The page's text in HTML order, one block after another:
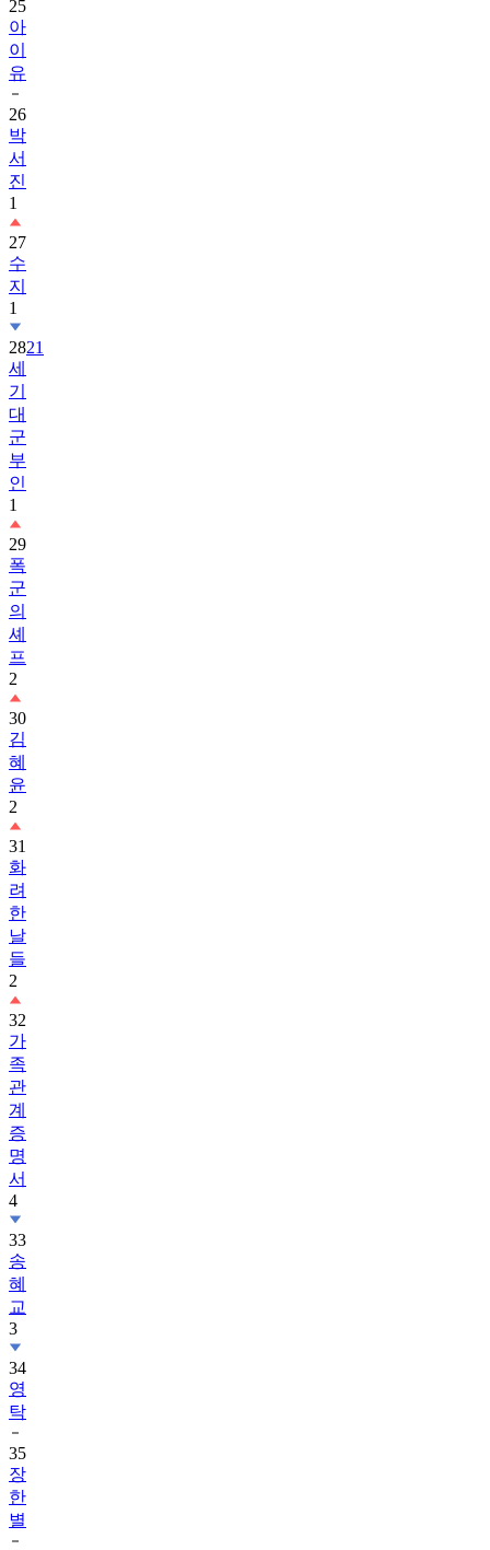
25
아
이
유
26
박
서
진
1
27
수
지
1
2821
세
기
대
군
부
인
1
29
폭
군
의
셰
프
2
30
김
혜
윤
2
31
화
려
한
날
들
2
32
가
족
관
계
증
명
서
4
33
송
혜
교
3
34
영
탁
35
장
한
별